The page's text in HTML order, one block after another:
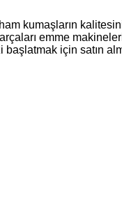
kumaşların
emme
için satın